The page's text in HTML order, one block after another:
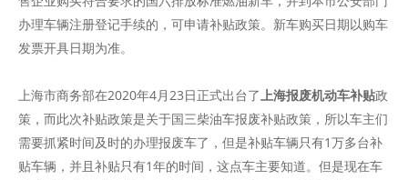
办理车辆注册登记手续的，可申请补贴政策。新车购买日期以购车
发票开具日期为准。
上海市商务部在2020年4月23日正式出台了上海报废机动车补贴政
策，而此次补贴政策是关于国三柴油车报废补贴政策，所以车主们
需要抓紧时间及时的办理报废车了，但是补贴车辆只有1万多台补
贴车辆，并且补贴只有1年的时间，这点车主要知道。但是现在车